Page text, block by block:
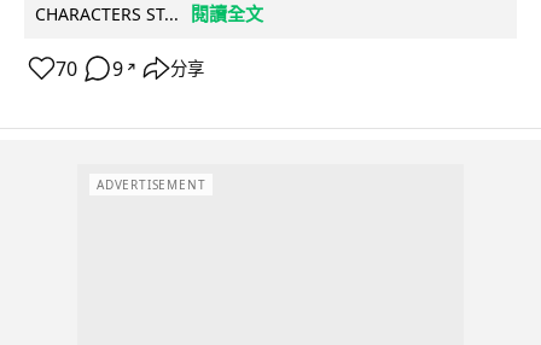
CHARACTERS ST...
閱讀全文
70 9 ↗ 分享
ADVERTISEMENT